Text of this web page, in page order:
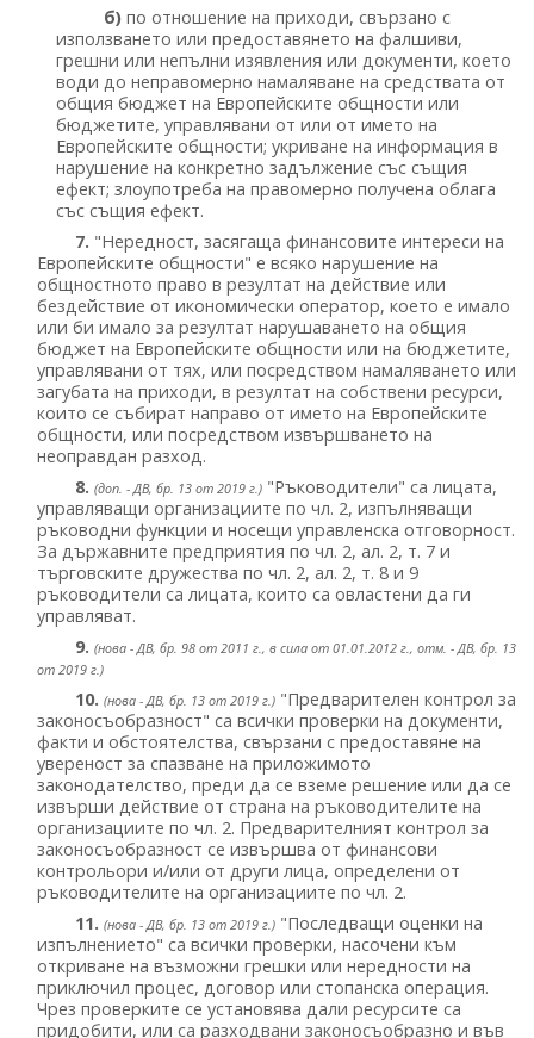
б) по отношение на приходи, свързано с
използването или предоставянето на фалшиви,
грешни или непълни изявления или документи, което
води до неправомерно намаляване на средствата от
общия бюджет на Европейските общности или
бюджетите, управлявани от или от името на
Европейските общности; укриване на информация в
нарушение на конкретно задължение със същия
ефект; злоупотреба на правомерно получена облага
със същия ефект.
7. "Нередност, засягаща финансовите интереси на
Европейските общности" е всяко нарушение на
общностното право в резултат на действие или
бездействие от икономически оператор, което е имало
или би имало за резултат нарушаването на общия
бюджет на Европейските общности или на бюджетите,
управлявани от тях, или посредством намаляването или
загубата на приходи, в резултат на собствени ресурси,
които се събират направо от името на Европейските
общности, или посредством извършването на
неоправдан разход.
8. (доп. - ДВ, бр. 13 от 2019 г.) "Ръководители" са лицата,
управляващи организациите по чл. 2, изпълняващи
ръководни функции и носещи управленска отговорност.
За държавните предприятия по чл. 2, ал. 2, т. 7 и
търговските дружества по чл. 2, ал. 2, т. 8 и 9
ръководители са лицата, които са овластени да ги
управляват.
9. (нова - ДВ, бр. 98 от 2011 г., в сила от 01.01.2012 г., отм. - ДВ, бр. 13
от 2019 г.)
10. (нова - ДВ, бр. 13 от 2019 г.) "Предварителен контрол за
законосъобразност" са всички проверки на документи,
факти и обстоятелства, свързани с предоставяне на
увереност за спазване на приложимото
законодателство, преди да се вземе решение или да се
извърши действие от страна на ръководителите на
организациите по чл. 2. Предварителният контрол за
законосъобразност се извършва от финансови
контрольори и/или от други лица, определени от
ръководителите на организациите по чл. 2.
11. (нова - ДВ, бр. 13 от 2019 г.) "Последващи оценки на
изпълнението" са всички проверки, насочени към
откриване на възможни грешки или нередности на
приключил процес, договор или стопанска операция.
Чрез проверките се установява дали ресурсите са
придобити, или са разходвани законосъобразно и във